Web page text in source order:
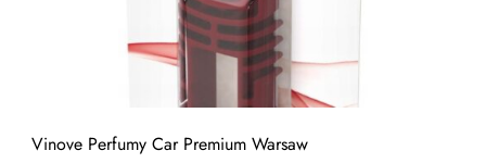
Vinove Perfumy Car Premium Warsaw